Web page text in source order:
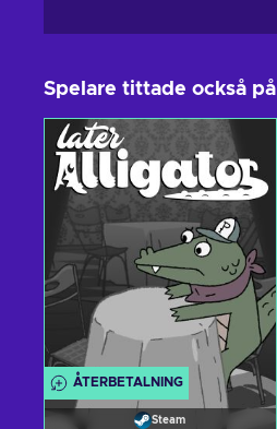
Spelare tittade också på
ÅTERBETALNING
Steam